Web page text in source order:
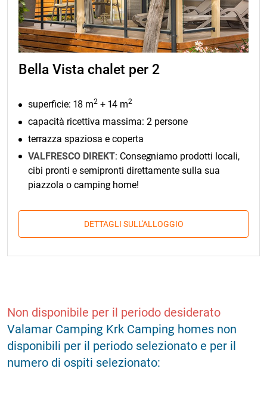
Bella Vista chalet per 2
superficie: 18 m2 + 14 m2
capacità ricettiva massima: 2 persone
terrazza spaziosa e coperta
VALFRESCO DIREKT: Consegniamo prodotti locali,
cibi pronti e semipronti direttamente sulla sua
piazzola o camping home!
DETTAGLI SULL'ALLOGGIO
Non disponibile per il periodo desiderato
Valamar Camping Krk Camping homes non
disponibili per il periodo selezionato e per il
numero di ospiti selezionato: